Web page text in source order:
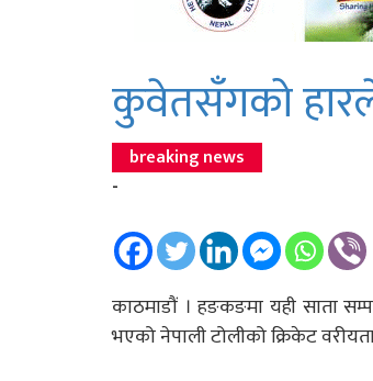
कुवेतसँगको
breaking news
-
काठमाडौं । हङकङमा यही साता
भएको नेपाली टोलीको क्रिकेट